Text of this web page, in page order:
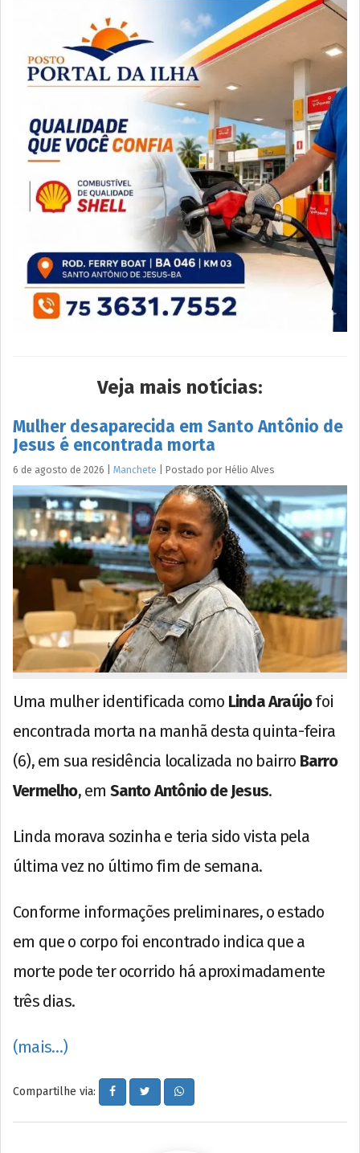
Veja mais notícias:
Mulher desaparecida em Santo Antônio de
Jesus é encontrada morta
6 de agosto de 2026 Manchete Postado por Hélio Alves
Uma mulher identificada como Linda Araújofoi
encontrada morta na manhã desta quinta-feira
(6), em sua residência localizada no bairro Barro
Vermelho, em Santo Antônio de Jesus.
Linda morava sozinha e teria sido vista pela
última vez no último fim de semana.
Conforme informações preliminares, o estado
em que o corpo foi encontrado indica que a
morte pode ter ocorrido há aproximadamente
três dias.
(mais…)
Compartilhe via: